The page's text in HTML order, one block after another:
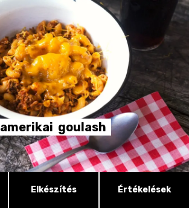
amerikai goulash
Elkészítés Értékelések